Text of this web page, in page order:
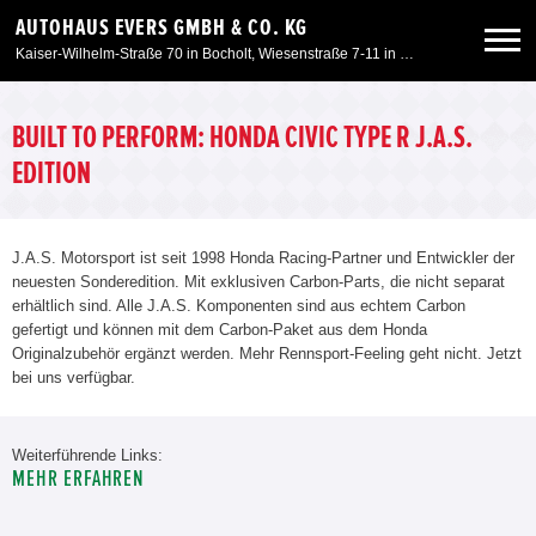
AUTOHAUS EVERS GMBH & CO. KG
Kaiser-Wilhelm-Straße 70 in Bocholt, Wiesenstraße 7-11 in Kleve, Am Spaltmannsfeld 11-13 in Wesel
Gebrauchtwagen
Angebote
Service & Zubehör
BUILT TO PERFORM: HONDA CIVIC TYPE R J.A.S.
EDITION
J.A.S. Motorsport ist seit 1998 Honda Racing-Partner und Entwickler der
neuesten Sonderedition. Mit exklusiven Carbon-Parts, die nicht separat
erhältlich sind. Alle J.A.S. Komponenten sind aus echtem Carbon
gefertigt und können mit dem Carbon-Paket aus dem Honda
Originalzubehör ergänzt werden. Mehr Rennsport-Feeling geht nicht. Jetzt
bei uns verfügbar.
Weiterführende Links:
MEHR ERFAHREN